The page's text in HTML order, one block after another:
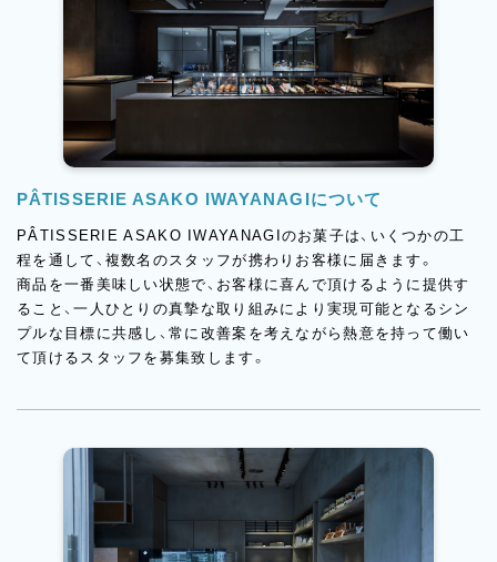
PÂTISSERIE ASAKO IWAYANAGIについて
PÂTISSERIE ASAKO IWAYANAGIのお菓子は、いくつかの工
程を通して、複数名のスタッフが携わりお客様に届きます。
商品を一番美味しい状態で、お客様に喜んで頂けるように提供す
ること、一人ひとりの真摯な取り組みにより実現可能となるシン
プルな目標に共感し、常に改善案を考えながら熱意を持って働い
て頂けるスタッフを募集致します。